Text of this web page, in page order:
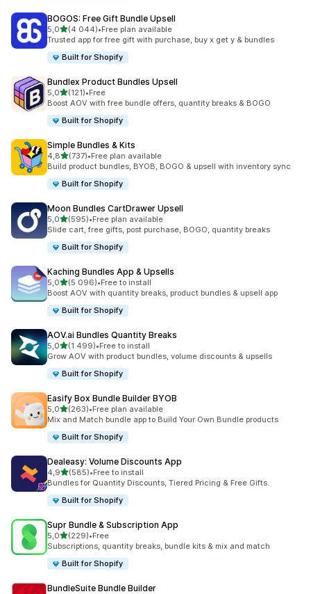
BOGOS: Free Gift Bundle Upsell
5,0z 5 hvězd
(4 044)
Celkový počet recenzí: 4044
•Free plan available
Trusted app for free gift with purchase, buy x get y & bundles
Built for Shopify
Bundlex Product Bundles Upsell
5,0z 5 hvězd
(121)
Celkový počet recenzí: 121
•Free
Boost AOV with free bundle offers, quantity breaks & BOGO
Built for Shopify
Simple Bundles & Kits
4,8z 5 hvězd
(737)
Celkový počet recenzí: 737
•Free plan available
Build product bundles, BYOB, BOGO & upsell with inventory sync
Built for Shopify
Moon Bundles CartDrawer Upsell
5,0z 5 hvězd
(595)
Celkový počet recenzí: 595
•Free plan available
Slide cart, free gifts, post purchase, BOGO, quantity breaks
Built for Shopify
Kaching Bundles App & Upsells
5,0z 5 hvězd
(5 096)
Celkový počet recenzí: 5096
•Free to install
Boost AOV with quantity breaks, product bundles & upsell app
Built for Shopify
AOV.ai Bundles Quantity Breaks
5,0z 5 hvězd
(1 499)
Celkový počet recenzí: 1499
•Free to install
Grow AOV with product bundles, volume discounts & upsells
Built for Shopify
Easify Box Bundle Builder BYOB
5,0z 5 hvězd
(263)
Celkový počet recenzí: 263
•Free plan available
Mix and Match bundle app to Build Your Own Bundle products
Built for Shopify
Dealeasy: Volume Discounts App
4,9z 5 hvězd
(585)
Celkový počet recenzí: 585
•Free to install
Bundles for Quantity Discounts, Tiered Pricing & Free Gifts.
Built for Shopify
Supr Bundle & Subscription App
5,0z 5 hvězd
(229)
Celkový počet recenzí: 229
•Free
Subscriptions, quantity breaks, bundle kits & mix and match
Built for Shopify
BundleSuite Bundle Builder